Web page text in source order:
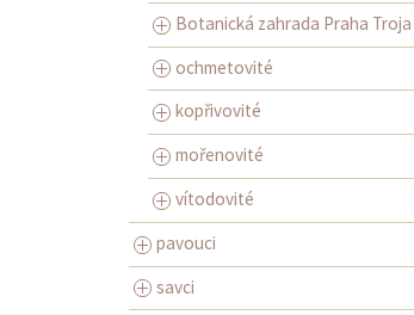
Botanická zahrada Praha Troja
ochmetovité
kopřivovité
mořenovité
vítodovité
pavouci
savci